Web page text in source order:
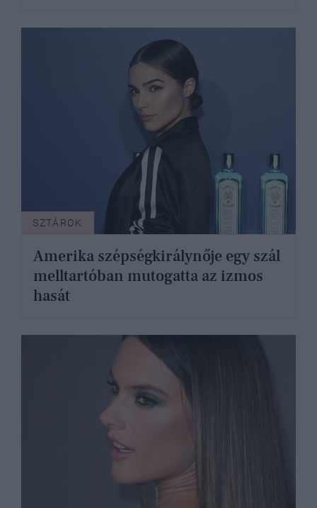
SZTÁROK
Amerika szépségkirálynője egy szál
melltartóban mutogatta az izmos
hasát